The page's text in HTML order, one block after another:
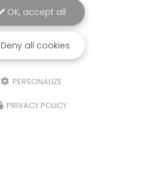
OK, accept all
Deny all cookies
PERSONALIZE
PRIVACY POLICY